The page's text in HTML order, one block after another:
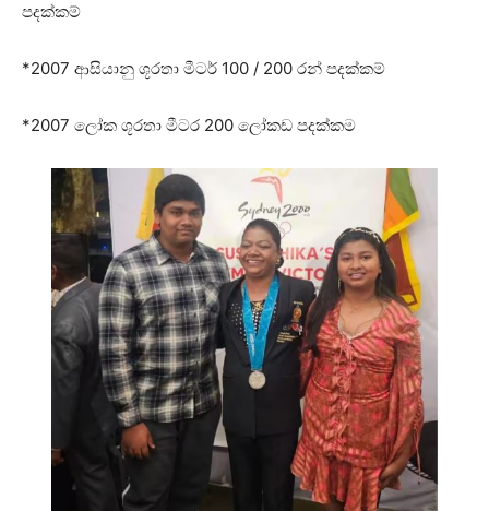
පදක්කම්
*2007 ආසියානු ශූරතා මීටර් 100 / 200 රන් පදක්කම්
*2007 ලෝක ශූරතා මීටර 200 ලෝකඩ පදක්කම